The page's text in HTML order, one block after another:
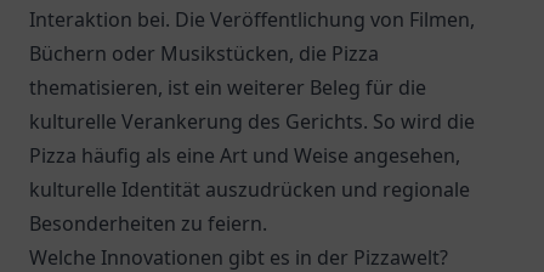
Interaktion bei. Die Veröffentlichung von Filmen,
Büchern oder Musikstücken, die Pizza
thematisieren, ist ein weiterer Beleg für die
kulturelle Verankerung des Gerichts. So wird die
Pizza häufig als eine Art und Weise angesehen,
kulturelle Identität auszudrücken und regionale
Besonderheiten zu feiern.
Welche Innovationen gibt es in der Pizzawelt?